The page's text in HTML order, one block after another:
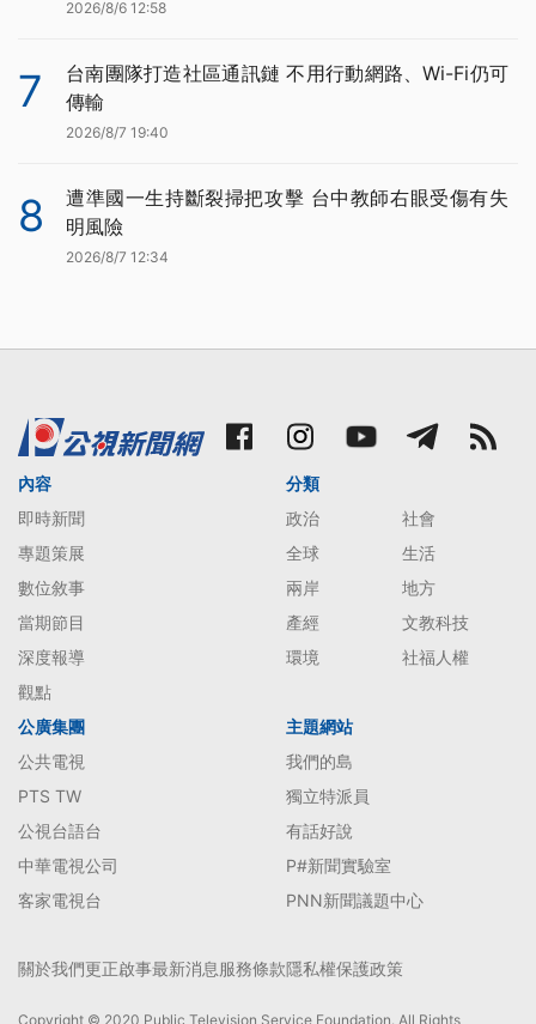
2026/8/6 12:58
7
台南團隊打造社區通訊鏈 不用行動網路、Wi-Fi仍可
傳輸
2026/8/7 19:40
8
遭準國一生持斷裂掃把攻擊 台中教師右眼受傷有失
明風險
2026/8/7 12:34
內容
即時新聞
專題策展
數位敘事
當期節目
深度報導
觀點
分類
政治
社會
全球
生活
兩岸
地方
產經
文教科技
環境
社福人權
公廣集團
公共電視
PTS TW
公視台語台
中華電視公司
客家電視台
主題網站
我們的島
獨立特派員
有話好說
P#新聞實驗室
PNN新聞議題中心
關於我們更正啟事最新消息服務條款隱私權保護政策
Copyright © 2020 Public Television Service Foundation. All Rights